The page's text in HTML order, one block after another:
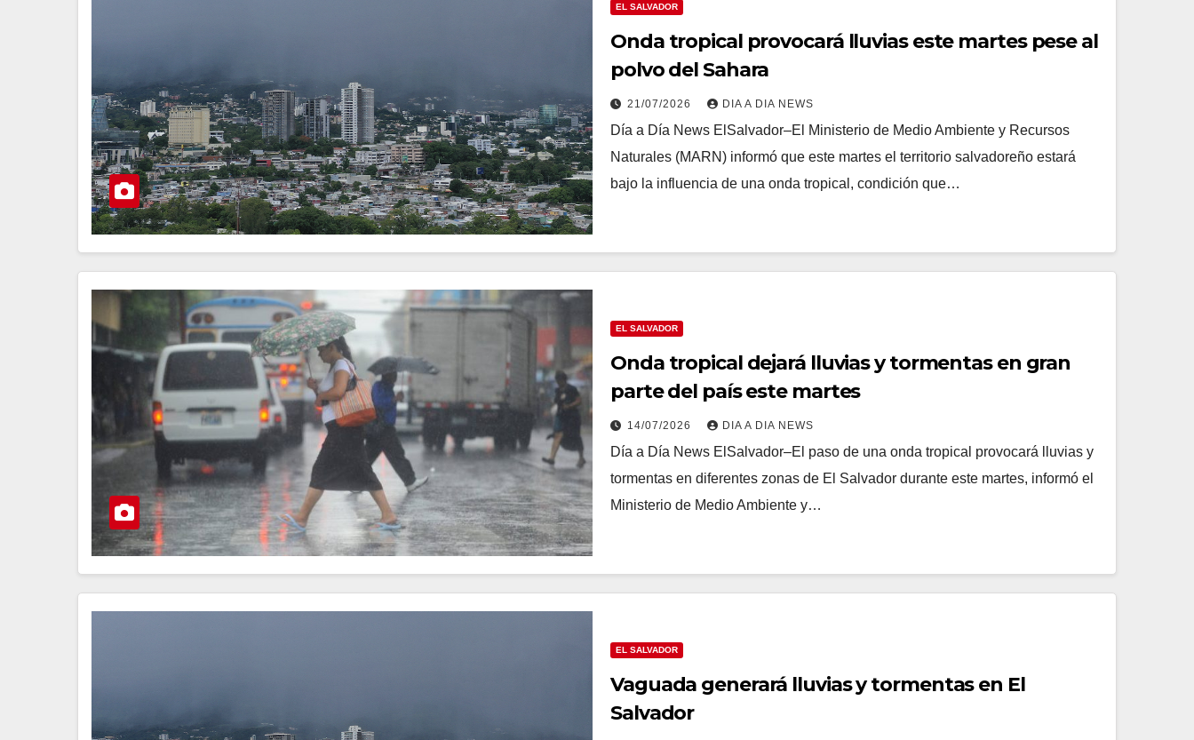
EL SALVADOR
Onda tropical provocará lluvias este martes pese al
polvo del Sahara
21/07/2026 DIA A DIA NEWS
Día a Día News ElSalvador–El Ministerio de Medio Ambiente y Recursos
Naturales (MARN) informó que este martes el territorio salvadoreño estará
bajo la influencia de una onda tropical, condición que…
EL SALVADOR
Onda tropical dejará lluvias y tormentas en gran
parte del país este martes
14/07/2026 DIA A DIA NEWS
Día a Día News ElSalvador–El paso de una onda tropical provocará lluvias y
tormentas en diferentes zonas de El Salvador durante este martes, informó el
Ministerio de Medio Ambiente y…
EL SALVADOR
Vaguada generará lluvias y tormentas en El
Salvador